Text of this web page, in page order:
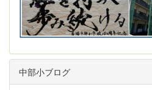
中部小ブログ